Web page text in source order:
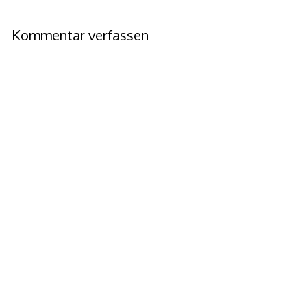
Kommentar verfassen